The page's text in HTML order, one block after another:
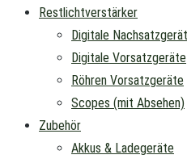
Restlichtverstärker
Digitale
Digitale Vorsatzgeräte
Röhren Vorsatzgeräte
Scopes (mit Absehen)
Zubehör
Akkus & Ladegeräte